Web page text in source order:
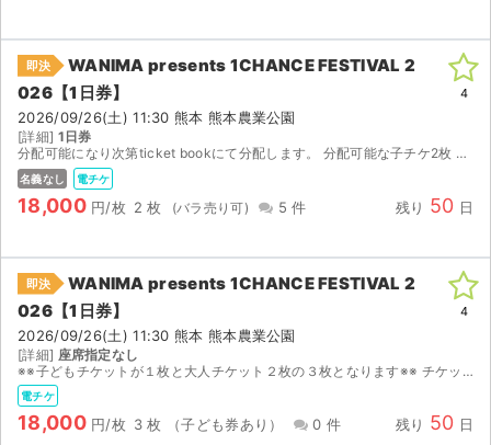
即決
WANIMA presents 1CHANCE FESTIVAL 2
026【1日券】
2026/09/26(土) 11:30 熊本 熊本農業公園
[詳細] 1日券
分配可能になり次第ticket bookにて分配します。 分配可能な子チケ2枚 バラ売り可です。 ※公演中止のみ手数料を差引いた金額を返金致します。 その他のキャンセルは受け付けておりません。
名義なし 電チケ
18,000 円/枚 2 枚 5 件 残り 50 日
4
即決
WANIMA presents 1CHANCE FESTIVAL 2
026【1日券】
2026/09/26(土) 11:30 熊本 熊本農業公園
[詳細] 座席指定なし
※※子どもチケットが１枚と大人チケット２枚の３枚となります※※ チケットぴあ 1次先行当選分で、MOALAにて発券予定です。 同行者分のチケットを分配させていただきます。 分配時に名義...
電チケ
18,000 円/枚 3 枚 （子ども券あり） 0 件 残り 50 日
4